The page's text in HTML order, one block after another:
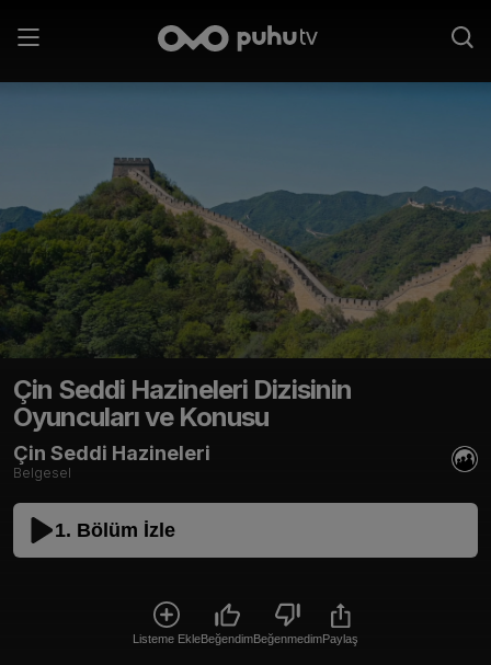
Çin Seddi Hazineleri Dizisinin
Oyuncuları ve Konusu
Çin Seddi Hazineleri
Belgesel
1. Bölüm İzle
Listeme EkleBeğendimBeğenmedimPaylaş